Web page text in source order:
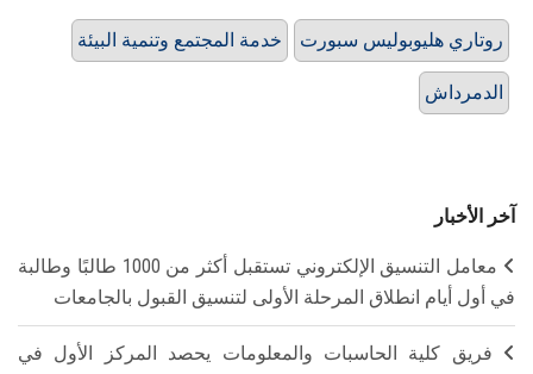
خدمة المجتمع وتنمية البيئة روتاري هليوبوليس سبورت
الدمرداش
آخر الأخبار
معامل التنسيق الإلكتروني تستقبل أكثر من 1000 طالبًا وطالبة
في أول أيام انطلاق المرحلة الأولى لتنسيق القبول بالجامعات
فريق كلية الحاسبات والمعلومات يحصد المركز الأول في